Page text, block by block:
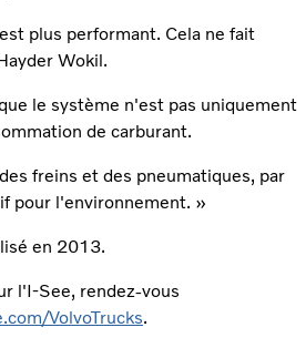
plus performant. Cela ne fait
Wokil.
le système n'est pas uniquement
de carburant.
freins et des pneumatiques, par
pour l'environnement. »
en 2013.
l'I-See, rendez-vous
VolvoTrucks.